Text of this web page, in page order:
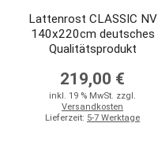
Lattenrost CLASSIC NV
140x220cm deutsches
Qualitätsprodukt
219,00 €
inkl. 19 % MwSt. zzgl.
Versandkosten
Lieferzeit: 5-7 Werktage